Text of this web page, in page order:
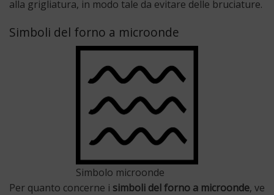
alla grigliatura, in modo tale da evitare delle bruciature.
Simboli del forno a microonde
Simbolo microonde
Per quanto concerne i simboli del forno a microonde, ve